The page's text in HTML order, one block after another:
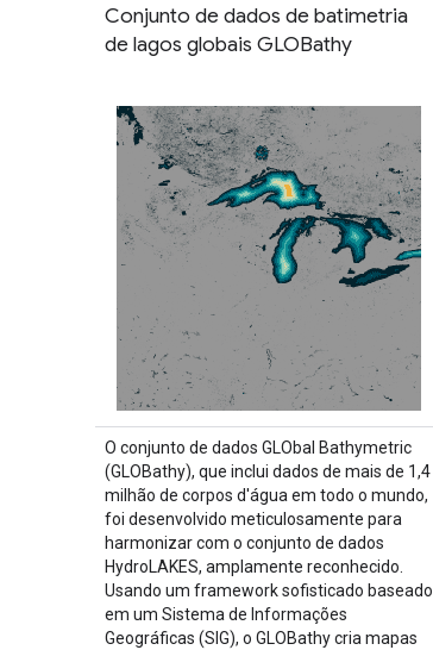
Conjunto de dados de batimetria
de lagos globais GLOBathy
O conjunto de dados GLObal Bathymetric
(GLOBathy), que inclui dados de mais de 1,4
milhão de corpos d'água em todo o mundo,
foi desenvolvido meticulosamente para
harmonizar com o conjunto de dados
HydroLAKES, amplamente reconhecido.
Usando um framework sofisticado baseado
em um Sistema de Informações
Geográficas (SIG), o GLOBathy cria mapas